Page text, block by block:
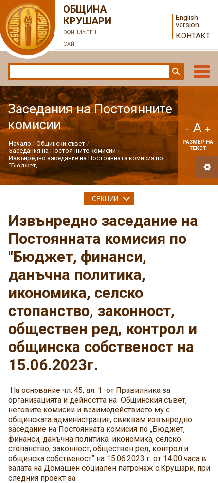
ОБЩИНА
КРУШАРИ
ОФИЦИАЛЕН
САЙТ
English
version
КОНТАКТ
Заседания на Постоянните
комисии
Начало
Общински съвет
Заседания на Постоянните комисии
Извънредно заседание на Постоянната комисия по
"Бюджет,...
- A +
РАЗМЕР НА
ТЕКСТ
Извънредно заседание на
Постоянната комисия по
"Бюджет, финанси,
данъчна политика,
икономика, селско
стопанство, законност,
обществен ред, контрол и
общинска собственост на
15.06.2023г.
На основание чл. 45, ал. 1 от Правилника за
организацията и дейността на Общинския съвет,
неговите комисии и взаимодействието му с
общинската администрация, свиквам извънредно
заседание на Постоянната комисия по „Бюджет,
финанси, данъчна политика, икономика, селско
стопанство, законност, обществен ред, контрол и
общинска собственост” на 15.06.2023 г. от 14.00 часа в
залата на Домашен социален патронаж с.Крушари, при
следния проект за
СЕКЦИИ